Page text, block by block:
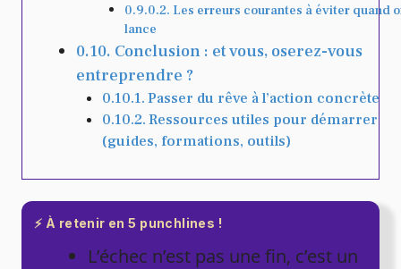
Les erreurs courantes à éviter quand
lance
Conclusion : et vous, oserez-vous
entreprendre ?
Passer du rêve à l’action concrète
Ressources utiles pour démarrer
(guides, formations, outils)
⚡ À retenir en 5 punchlines !
L’échec n’est pas une fin, c’est un